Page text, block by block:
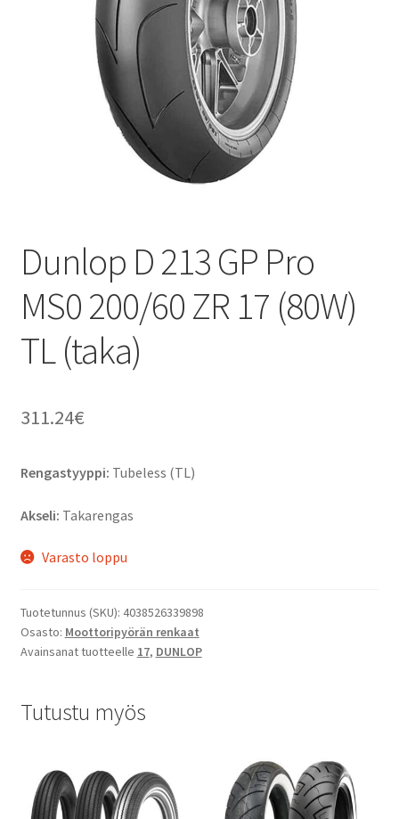
Dunlop D 213 GP Pro
MS0 200/60 ZR 17 (80W)
TL (taka)
311.24€
Rengastyyppi: Tubeless (TL)
Akseli: Takarengas
Varasto loppu
Tuotetunnus (SKU): 4038526339898
Osasto: Moottoripyörän renkaat
Avainsanat tuotteelle 17, DUNLOP
Tutustu myös